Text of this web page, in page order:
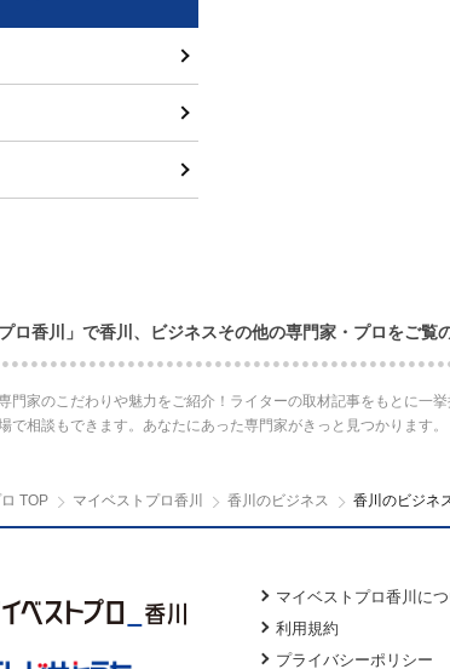
プロ香川」で香川、ビジネスその他の専門家・プロをご覧
門家のこだわりや魅力をご紹介！ライターの取材記事をもとに一
で相談もできます。あなたにあった専門家がきっと見つかります
TOP マイベストプロ香川 香川のビジネス 香川のビジネ
マイベストプロ香川に
利用規約
プライバシーポリシー